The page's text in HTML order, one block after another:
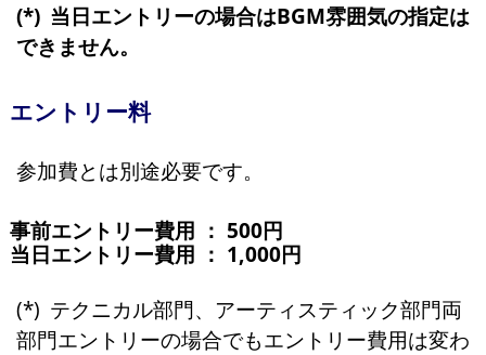
当日エントリーの場合はBGM雰囲気の指定は
できません。
エントリー料
参加費とは別途必要です。
事前エントリー費用 ： 500円
当日エントリー費用 ： 1,000円
テクニカル部門、アーティスティック部門両
部門エントリーの場合でもエントリー費用は変わ